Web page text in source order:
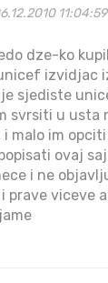
11:04:59
dze-ko
izvidjac
sjediste
svrsiti u usta
i malo im
ovaj
i ne
prave viceve